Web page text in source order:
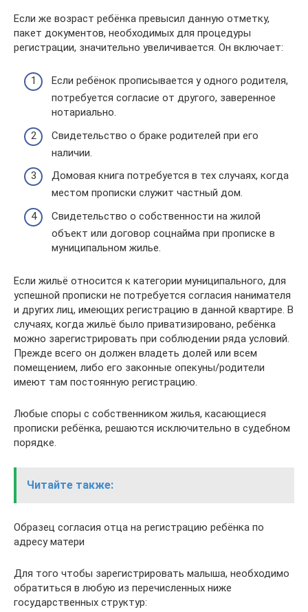
Если же возраст ребёнка превысил данную отметку,
пакет документов, необходимых для процедуры
регистрации, значительно увеличивается. Он включает:
Если ребёнок прописывается у одного родителя,
потребуется согласие от другого, заверенное
нотариально.
Свидетельство о браке родителей при его
наличии.
Домовая книга потребуется в тех случаях, когда
местом прописки служит частный дом.
Свидетельство о собственности на жилой
объект или договор соцнайма при прописке в
муниципальном жилье.
Если жильё относится к категории муниципального, для
успешной прописки не потребуется согласия нанимателя
и других лиц, имеющих регистрацию в данной квартире. В
случаях, когда жильё было приватизировано, ребёнка
можно зарегистрировать при соблюдении ряда условий.
Прежде всего он должен владеть долей или всем
помещением, либо его законные опекуны/родители
имеют там постоянную регистрацию.
Любые споры с собственником жилья, касающиеся
прописки ребёнка, решаются исключительно в судебном
порядке.
Читайте также:
Образец согласия отца на регистрацию ребёнка по
адресу матери
Для того чтобы зарегистрировать малыша, необходимо
обратиться в любую из перечисленных ниже
государственных структур: